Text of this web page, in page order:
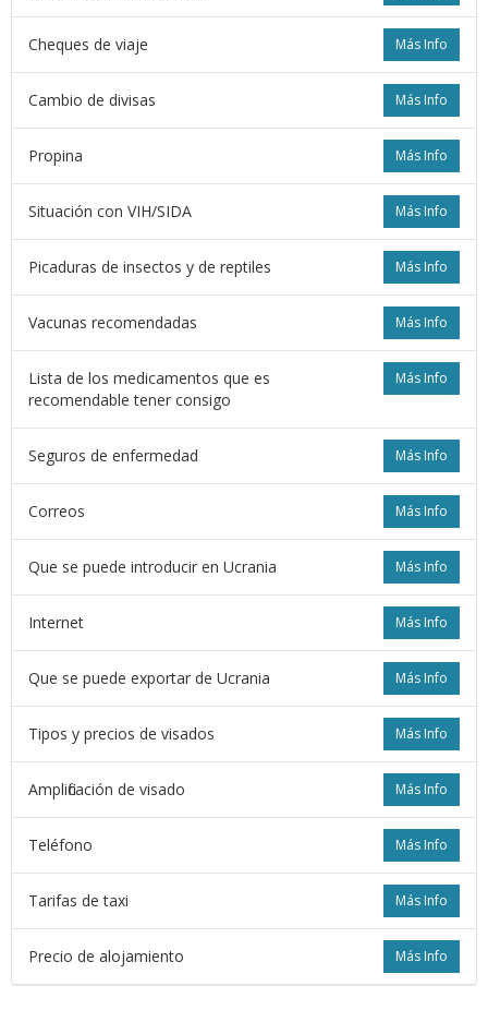
Más Info
Cheques de viaje
Más Info
Cambio de divisas
Más Info
Propina
Más Info
Situación con VIH/SIDA
Más Info
Picaduras de insectos y de reptiles
Más Info
Vacunas recomendadas
Más Info
Lista de los medicamentos que es
recomendable tener consigo
Más Info
Seguros de enfermedad
Más Info
Correos
Más Info
Que se puede introducir en Ucrania
Más Info
Internet
Más Info
Que se puede exportar de Ucrania
Más Info
Tipos y precios de visados
Más Info
Amplificación de visado
Más Info
Teléfono
Más Info
Tarifas de taxi
Más Info
Precio de alojamiento